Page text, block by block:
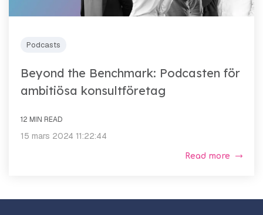
Podcasts
Beyond the Benchmark: Podcasten för
ambitiösa konsultföretag
12 MIN READ
15 mars 2024 11:22:44
Read more